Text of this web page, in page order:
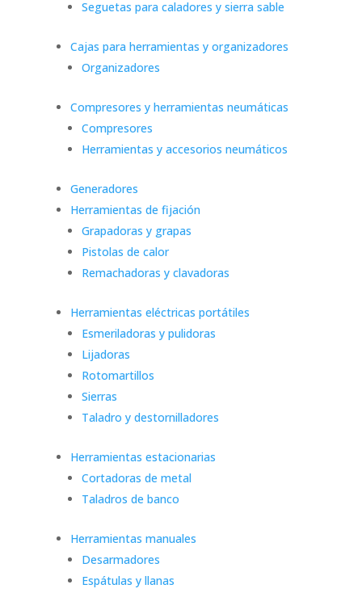
Seguetas para caladores y sierra sable
Cajas para herramientas y organizadores
Organizadores
Compresores y herramientas neumáticas
Compresores
Herramientas y accesorios neumáticos
Generadores
Herramientas de fijación
Grapadoras y grapas
Pistolas de calor
Remachadoras y clavadoras
Herramientas eléctricas portátiles
Esmeriladoras y pulidoras
Lijadoras
Rotomartillos
Sierras
Taladro y destornilladores
Herramientas estacionarias
Cortadoras de metal
Taladros de banco
Herramientas manuales
Desarmadores
Espátulas y llanas